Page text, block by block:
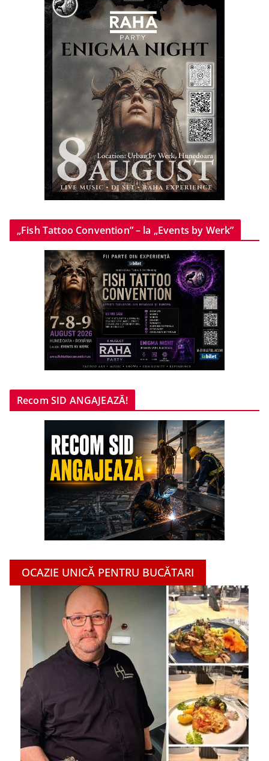
„Fish Tattoo Convention” – la „Events by Werk”
Recom SID ANGAJEAZĂ!
OCAZIE UNICĂ PENTRU BUCĂTARI